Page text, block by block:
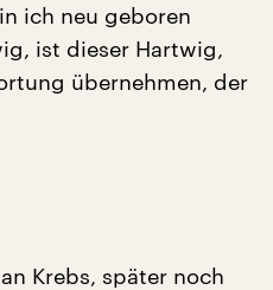
ich neu geboren
ist dieser Hartwig,
übernehmen, der
Krebs, später noch